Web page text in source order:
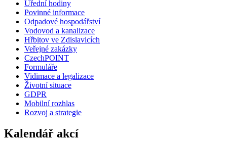
Úřední hodiny
Povinné informace
Odpadové hospodářství
Vodovod a kanalizace
Hřbitov ve Zdislavicích
Veřejné zakázky
CzechPOINT
Formuláře
Vidimace a legalizace
Životní situace
GDPR
Mobilní rozhlas
Rozvoj a strategie
Kalendář akcí